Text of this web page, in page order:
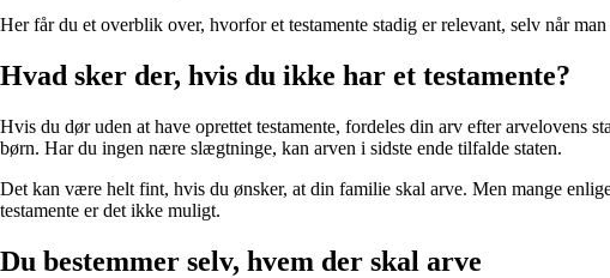
Her får du et overblik over, hvorfor et testamente stadig er relevant, selv når
Hvad sker der, hvis du ikke har et testamente?
Hvis du dør uden at have oprettet testamente, fordeles din arv efter arvelovens
børn. Har du ingen nære slægtninge, kan arven i sidste ende tilfalde staten.
Det kan være helt fint, hvis du ønsker, at din familie skal arve. Men mange
testamente er det ikke muligt.
Du bestemmer selv, hvem der skal arve